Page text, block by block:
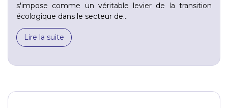
s'impose comme un véritable levier de la transition
écologique dans le secteur de...
Lire la suite